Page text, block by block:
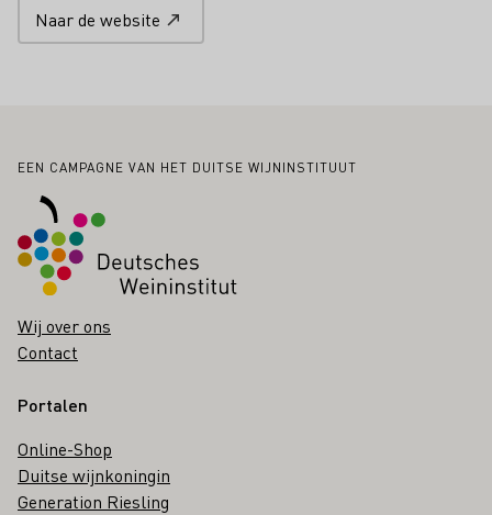
Naar de website
Voettekst
EEN CAMPAGNE VAN HET DUITSE WIJNINSTITUUT
Wij over ons
Contact
Portalen
Online-Shop
Duitse wijnkoningin
Generation Riesling